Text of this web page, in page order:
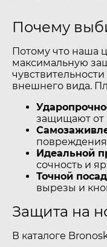
Почему
Потому что наша
максимальную
внешнего вида.
защищают от
повреждения
Идеальной
сочность и
Точной
вырезы и
Защита на
В каталоге